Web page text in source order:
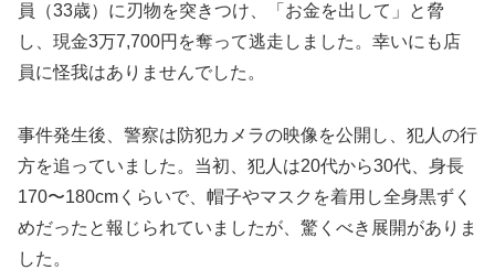
員（33歳）に刃物を突きつけ、「お金を出して」と脅
し、現金3万7,700円を奪って逃走しました。幸いにも店
員に怪我はありませんでした。
事件発生後、警察は防犯カメラの映像を公開し、犯人の行
方を追っていました。当初、犯人は20代から30代、身長
170〜180cmくらいで、帽子やマスクを着用し全身黒ずく
めだったと報じられていましたが、驚くべき展開がありま
した。